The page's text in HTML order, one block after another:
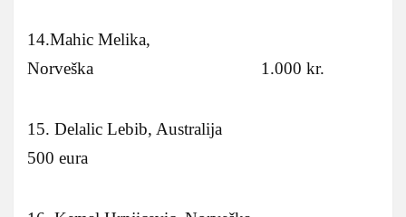
14.Mahic Melika,
Norveška 1.000 kr.
15. Delalic Lebib, Australija
500 eura